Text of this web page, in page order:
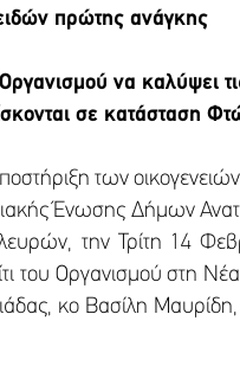
πρώτης ανάγκης
να καλύψει
σε κατάσταση
των
Ένωσης Δήμων
την Τρίτη 14
του Οργανισμού στη
κο Βασίλη Μαυρίδη,